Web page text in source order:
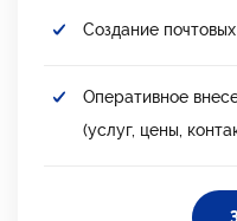
Создание
Оперативное
(услуг, цены,